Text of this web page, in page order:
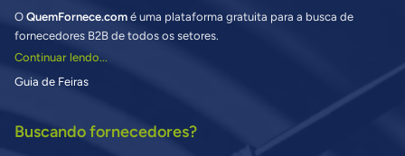
O QuemFornece.com é uma plataforma gratuita para a busca de
fornecedores B2B de todos os setores.
Continuar lendo...
Guia de Feiras
Buscando fornecedores?